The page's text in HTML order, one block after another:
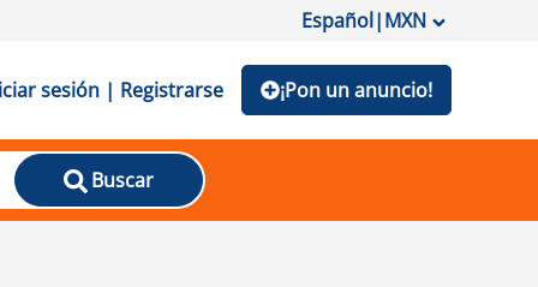
Español|MXN
sesión | Registrarse ¡Pon un anuncio!
Buscar